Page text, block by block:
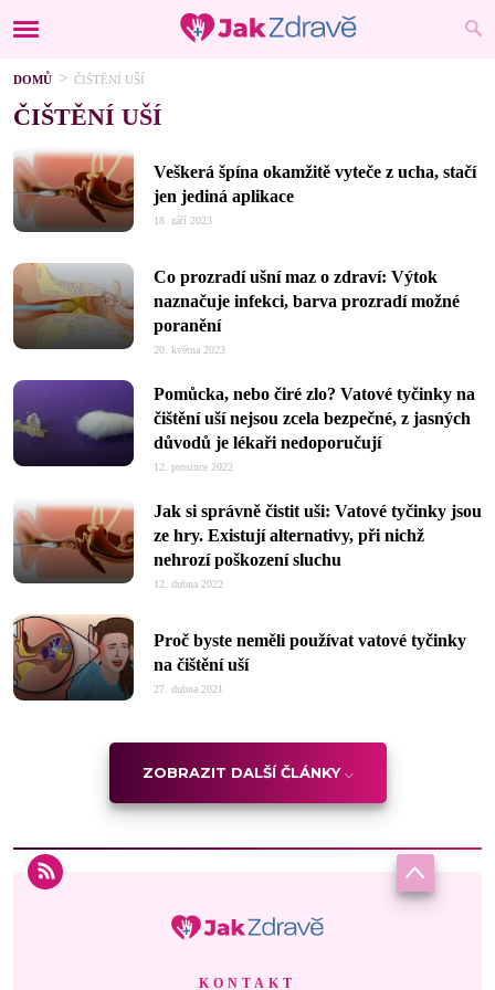
DOMŮ ČIŠTĚNÍ UŠÍ
ČIŠTĚNÍ UŠÍ
Veškerá špína okamžitě vyteče z ucha, stačí
jen jediná aplikace
18. září 2023
Co prozradí ušní maz o zdraví: Výtok
naznačuje infekci, barva prozradí možné
poranění
20. května 2023
Pomůcka, nebo čiré zlo? Vatové tyčinky na
čištění uší nejsou zcela bezpečné, z jasných
důvodů je lékaři nedoporučují
12. prosince 2022
Jak si správně čistit uši: Vatové tyčinky jsou
ze hry. Existují alternativy, při nichž
nehrozí poškození sluchu
12. dubna 2022
Proč byste neměli používat vatové tyčinky
na čištění uší
27. dubna 2021
ZOBRAZIT DALŠÍ ČLÁNKY
KONTAKT